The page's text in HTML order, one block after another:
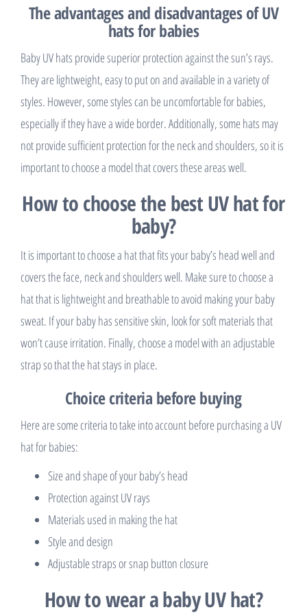
The advantages and disadvantages of UV
hats for babies
Baby UV hats provide superior protection against the sun’s rays.
They are lightweight, easy to put on and available in a variety of
styles. However, some styles can be uncomfortable for babies,
especially if they have a wide border. Additionally, some hats may
not provide sufficient protection for the neck and shoulders, so it is
important to choose a model that covers these areas well.
How to choose the best UV hat for
baby?
It is important to choose a hat that fits your baby’s head well and
covers the face, neck and shoulders well. Make sure to choose a
hat that is lightweight and breathable to avoid making your baby
sweat. If your baby has sensitive skin, look for soft materials that
won’t cause irritation. Finally, choose a model with an adjustable
strap so that the hat stays in place.
Choice criteria before buying
Here are some criteria to take into account before purchasing a UV
hat for babies:
Size and shape of your baby’s head
Protection against UV rays
Materials used in making the hat
Style and design
Adjustable straps or snap button closure
How to wear a baby UV hat?